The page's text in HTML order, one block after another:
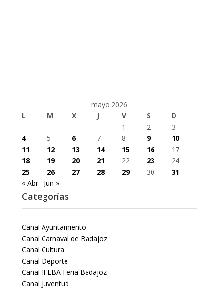
mayo 2026
L
M X J V S
D
1
2
3
4
5 6 7 8 9
10
11
12 13 14 15 16
17
18
19 20 21 22 23
24
25
26 27 28 29 30
31
« Abr
Jun »
Categorías
Canal Ayuntamiento
Canal Carnaval de Badajoz
Canal Cultura
Canal Deporte
Canal IFEBA Feria Badajoz
Canal Juventud